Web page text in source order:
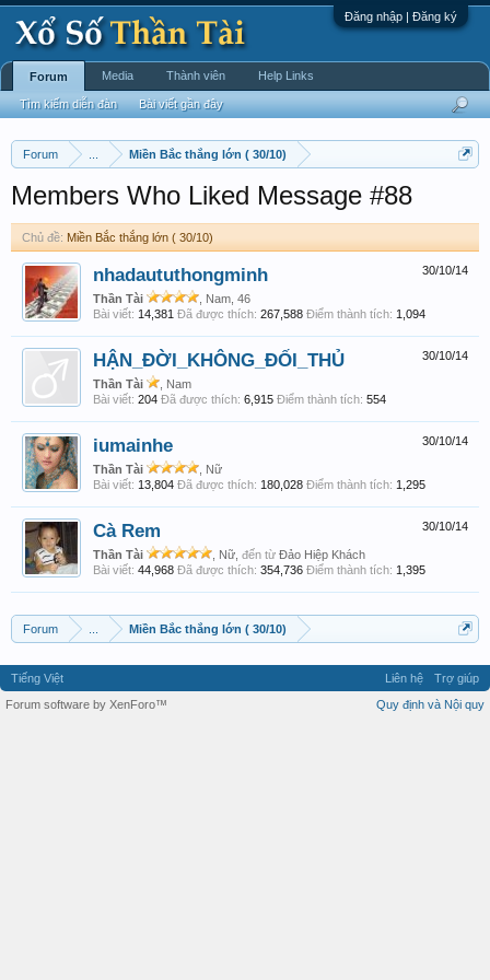
Đăng nhập | Đăng ký
Forum Miền Bắc thắng lớn ( 30/10)
Members Who Liked Message #88
Chủ đề: Miền Bắc thắng lớn ( 30/10)
30/10/14
nhadaututhongminh
Thần Tài
, Nam, 46
Bài viết: 14,381 Đã được thích: 267,588 Điểm thành tích: 1,094
30/10/14
HẬN_ĐỜI_KHÔNG_ĐỐI_THỦ
Thần Tài
, Nam
Bài viết: 204 Đã được thích: 6,915 Điểm thành tích: 554
30/10/14
iumainhe
Thần Tài
, Nữ
Bài viết: 13,804 Đã được thích: 180,028 Điểm thành tích: 1,295
30/10/14
Cà Rem
Thần Tài , Nữ, đến từ Đảo Hiệp Khách
Bài viết: 44,968 Đã được thích: 354,736 Điểm thành tích: 1,395
Forum Miền Bắc thắng lớn ( 30/10)
Forum
Tìm kiếm diễn đàn Bài viết gần đây
Media Thành viên Help Links
Tiếng Việt Liên hệ
Trợ giúp
Quy định và Nội quy
Forum software by XenForo™